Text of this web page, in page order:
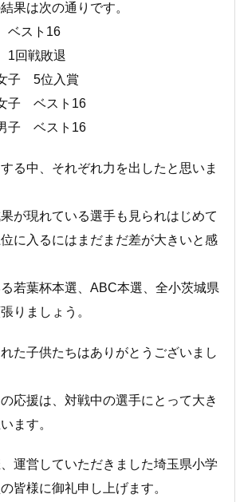
果は次の通りです。
スト16
回戦敗退
子 5位入賞
子 ベスト16
子 ベスト16
る中、それぞれ力を出したと思いま
が現れている選手も見られはじめて
位に入るにはまだまだ差が大きいと感
若葉杯本選、ABC本選、 全小茨城県
りましょう。
た子供たちはありがとうございまし
応援は、 対戦中の選手にとって大き
ます。
運営していただきました埼玉県小学
皆様に御礼申し上げます。